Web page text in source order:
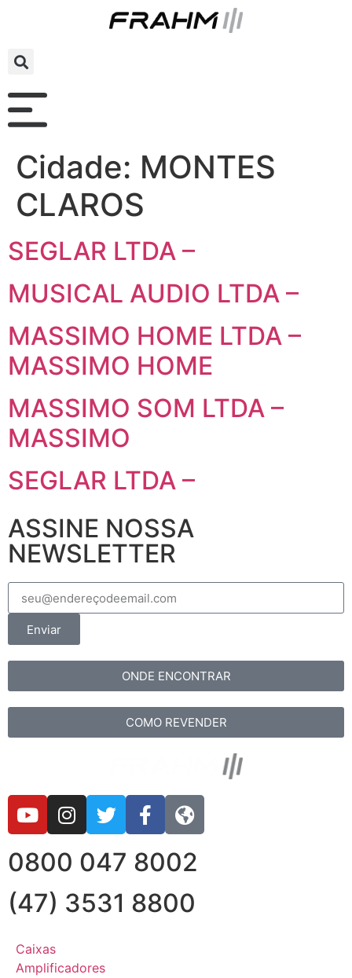
Cidade: MONTES
CLAROS
SEGLAR LTDA –
MUSICAL AUDIO LTDA –
MASSIMO HOME LTDA –
MASSIMO HOME
MASSIMO SOM LTDA –
MASSIMO
SEGLAR LTDA –
ASSINE NOSSA
NEWSLETTER
Enviar
ONDE ENCONTRAR
COMO REVENDER
0800 047 8002
(47) 3531 8800
Caixas
Amplificadores